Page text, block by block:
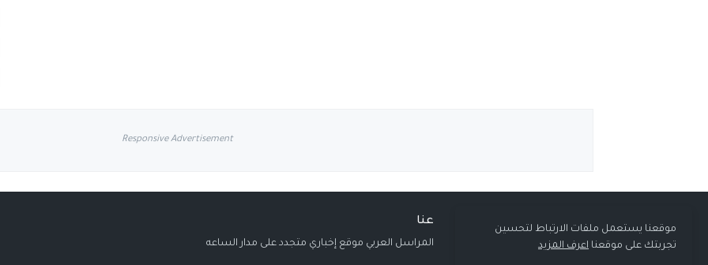
Responsive Advertisement
عنا
المراسل العربي موقع إخباري متجدد على مدار الساعه
موقعنا يستعمل ملفات الارتباط لتحسين
تجربتك على موقعنا اعرف المزيد